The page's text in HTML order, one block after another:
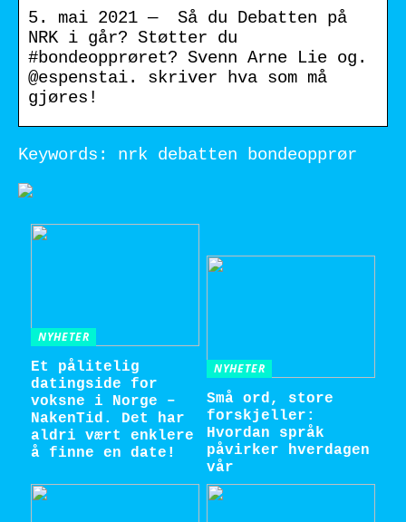
5. mai 2021 — ‍ Så du Debatten på
NRK i går? Støtter du
#bondeopprøret? Svenn Arne Lie og.
@espenstai. skriver hva som må
gjøres!
Keywords: nrk debatten bondeopprør
NYHETER
Et pålitelig
datingside for
voksne i Norge –
NakenTid. Det har
aldri vært enklere
å finne en date!
NYHETER
Små ord, store
forskjeller:
Hvordan språk
påvirker hverdagen
vår